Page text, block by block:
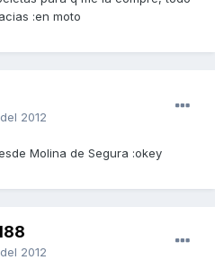
:en moto
2012
Molina de Segura :okey
2012